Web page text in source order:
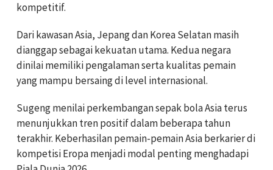
kompetitif.
Dari kawasan Asia, Jepang dan Korea Selatan masih
dianggap sebagai kekuatan utama. Kedua negara
dinilai memiliki pengalaman serta kualitas pemain
yang mampu bersaing di level internasional.
Sugeng menilai perkembangan sepak bola Asia terus
menunjukkan tren positif dalam beberapa tahun
terakhir. Keberhasilan pemain-pemain Asia berkarier di
kompetisi Eropa menjadi modal penting menghadapi